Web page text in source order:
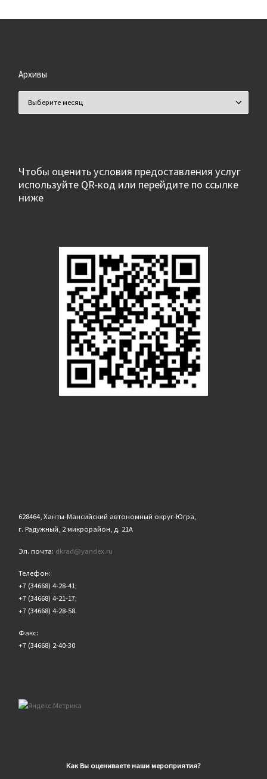
Архивы
Чтобы оценить условия предоставления услуг
используйте QR-код или перейдите по ссылке
ниже
628464, Ханты-Мансийский автономный округ-Югра,
г. Радужный, 2 микрорайон, д. 21А
Эл. почта: dkrad@yandex.ru
Телефон:
+7 (34668) 4-28-41;
+7 (34668) 4-21-17;
+7 (34668) 4-28-58.
Факс:
+7 (34668) 2-40-30
Как Вы оцениваете наши мероприятия?